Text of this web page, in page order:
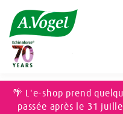
Accueil
🌴 L'e-shop prend
passée après le 31